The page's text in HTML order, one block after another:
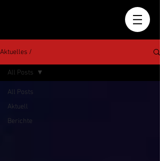
Aktuelles /
All Posts
Aktuell
Berichte
All Posts